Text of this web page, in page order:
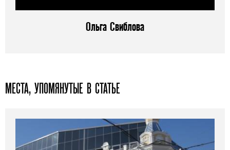
Ольга Свиблова
МЕСТА, УПОМЯНУТЫЕ В СТАТЬЕ